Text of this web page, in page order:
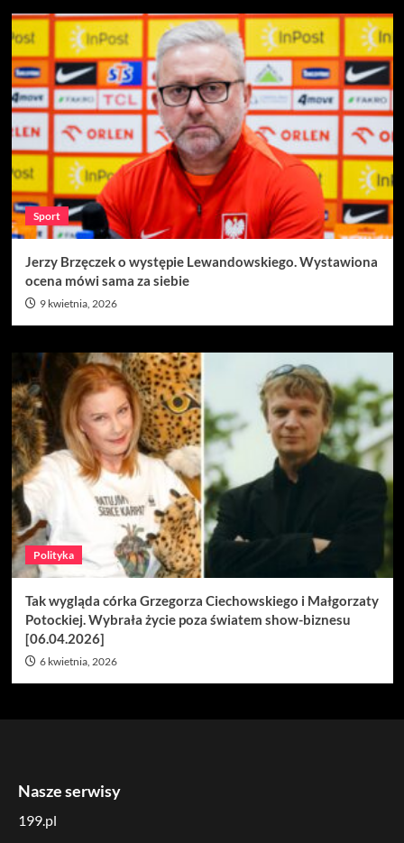
Sport
Jerzy Brzęczek o występie Lewandowskiego. Wystawiona
ocena mówi sama za siebie
9 kwietnia, 2026
Polityka
Tak wygląda córka Grzegorza Ciechowskiego i Małgorzaty
Potockiej. Wybrała życie poza światem show-biznesu
[06.04.2026]
6 kwietnia, 2026
Nasze serwisy
199.pl